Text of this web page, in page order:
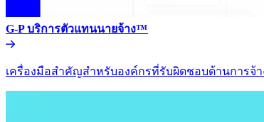
G-P บริการตัวแทนนายจ้าง™​​
เครื่องมือสำคัญสำหรับองค์กรที่รับผิดชอบด้านการจ้าง